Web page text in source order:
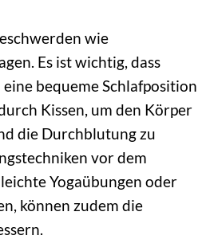
wie
Es ist wichtig, dass
bequeme Schlafposition
Kissen, um den Körper
die Durchblutung zu
vor dem
Yogaübungen oder
können zudem die